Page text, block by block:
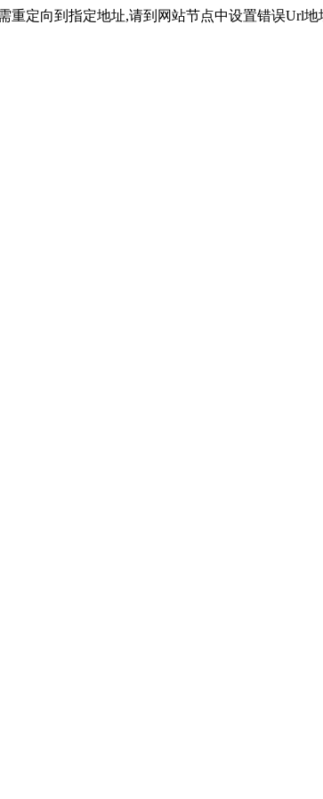
重定向到指定地址,请到网站节点中设置错误Url地